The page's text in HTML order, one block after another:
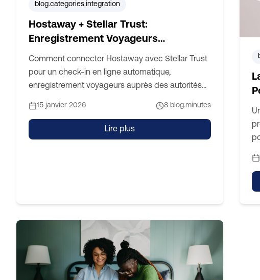
blog.categories.integration
Hostaway + Stellar Trust:
Enregistrement Voyageurs
Automatisé, Taxe de Séjour et
Protection Dommages
Comment connecter Hostaway avec Stellar Trust
pour un check-in en ligne automatique,
enregistrement voyageurs auprès des autorités
assurance dommages Hiscox.
15 janvier 2026 8 blog.minutes
Lire plus